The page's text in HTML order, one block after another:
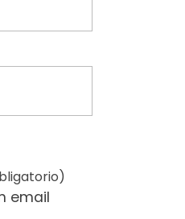
email